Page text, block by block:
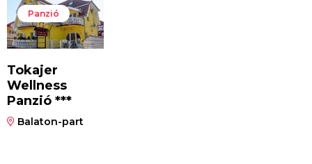
Panzió
Tokajer
Wellness
Panzió ***
Balaton-part